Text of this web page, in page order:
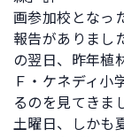
画参加校となっ
報告がありまし
の翌日、昨年植
Ｆ・ケネディ小
るのを見てきま
土曜日、しかも